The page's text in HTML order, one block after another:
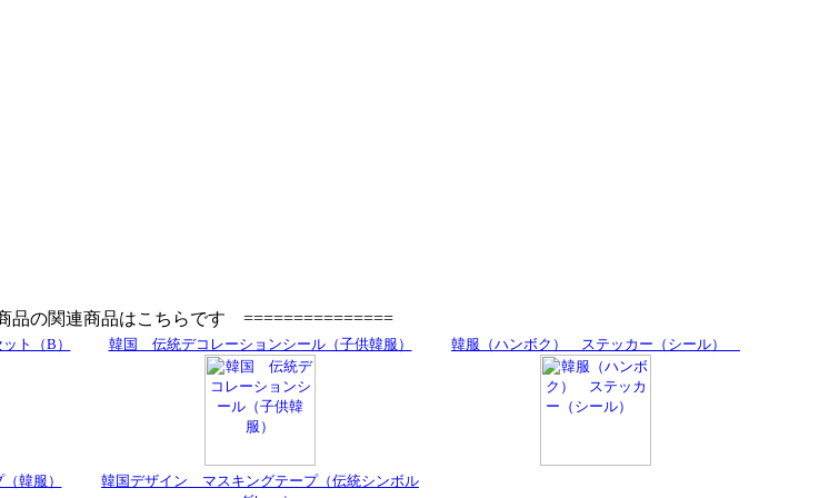
品の関連商品はこちらです ===============
ト（B） 韓国 伝統デコレーションシール（子供韓服） 韓服（ハンボク） ステッカー（シール）
韓服）
韓国デザイン マスキングテープ（伝統シンボル